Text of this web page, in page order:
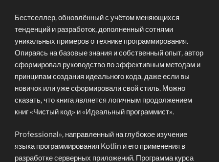
Бестселлер, обновлённый с учётом меняющихся
тенденций и разработок, дополненный сотнями
уникальных примеров о технике программирования.
Опираясь на базовые знания и собственный опыт, автор
сформировал руководство по эффективным методам и
принципам создания идеального кода, даже если вы
новичок или уже сформировали свой стиль. Можно
сказать, что книга является логичным продолжением
книг «Чистый код» и «Идеальный программист».
Professional», направленный на глубокое изучение
языка программирования Kotlin и его применения в
разработке серверных приложений. Программа курса